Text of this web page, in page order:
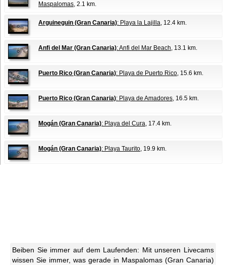
Maspalomas, 2.1 km.
Arguineguin (Gran Canaria): Playa la Lajilla, 12.4 km.
Anfi del Mar (Gran Canaria): Anfi del Mar Beach, 13.1 km.
Puerto Rico (Gran Canaria): Playa de Puerto Rico, 15.6 km.
Puerto Rico (Gran Canaria): Playa de Amadores, 16.5 km.
Mogán (Gran Canaria): Playa del Cura, 17.4 km.
Mogán (Gran Canaria): Playa Taurito, 19.9 km.
Beiben Sie immer auf dem Laufenden: Mit unseren Livecams
wissen Sie immer, was gerade in Maspalomas (Gran Canaria)